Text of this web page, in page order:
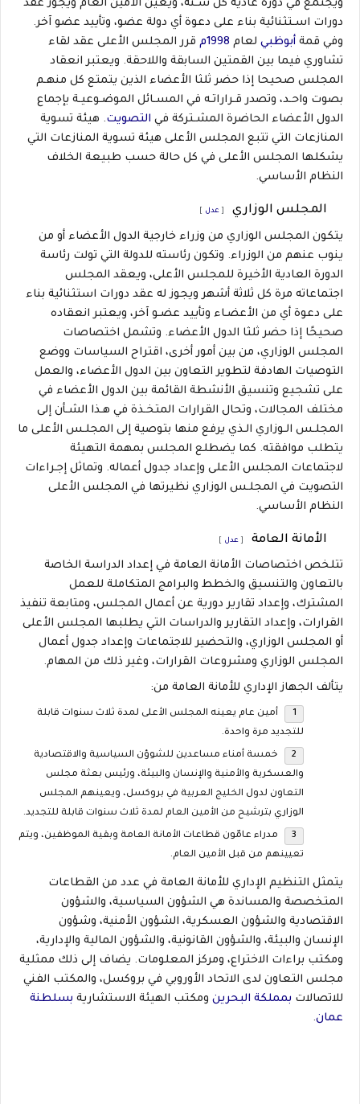
ويجتمع في دورة عادية كل سـنة، ويعين الأمين العام ويجوز عقد
دورات اسـتثنائية بناء على دعوة أي دولة عضو، وتأييد عضو آخر.
وفي قمة أبوظبي لعام 1998م
قرر المجلس الأعلى عقد لقاء
تشاوري فيما بين القمتين السابقة واللاحقة. ويعتبر انعقاد
المجلس صحيحا إذا حضر ثلثا الأعضاء الذين يتمتع كل منهـم
بصوت واحـد، وتصدر قـراراتـه في المسـائل الموضـوعيـة بإجماع
الدول الأعضاء الحاضرة المشـتركة في التصويت. هيئة تسوية
المنازعات التي تتبع المجلس الأعلى هيئة تسوية المنازعات التي
يشكلها المجلس الأعلى في كل حالة حسب طبيعة الخلاف
النظام الأساسي.
المجلس الوزاري [ عدل ]
يتكون المجلس الوزاري من وزراء خارجية الدول الأعضاء أو من
ينوب عنهم من الوزراء. وتكون رئاسته للدولة التي تولت رئاسة
الدورة العادية الأخيرة للمجلس الأعلى، ويعقد المجلس
اجتماعاته مرة كل ثلاثة أشهر ويجوز له عقد دورات استثنائية بناء
على دعوة أي من الأعضـاء وتأييد عضـو آخر، ويعتبر انعقاده
صحيحًا إذا حضر ثلثا الدول الأعضاء. وتشمل اختصاصات
المجلس الوزاري، من بين أمور أخرى، اقتراح السياسات ووضع
التوصيات الهادفة لتطوير التعاون بين الدول الأعضاء، والعمل
على تشجيع وتنسيق الأنشطة القائمة بين الدول الأعضاء في
مختلف المجالات، وتحال القرارات المتخـذة في هـذا الشـأن إلى
المجلـس الـوزاري الـذي يرفع منها بتوصية إلى المجلـس الأعلى ما
يتطلب موافقته. كما يضطلع المجلس بمهمة التهيئة
لاجتماعات المجلس الأعلى وإعداد جدول أعماله. وتماثل إجـراءات
التصويت في المجلـس الوزاري نظيرتها في المجلس الأعلى
النظام الأساسي.
الأمانة العامة عدل
تتلخص اختصاصات الأمانة العامة في إعداد الدراسة الخاصة
بالتعاون والتنسيق والخطط والبرامج المتكاملة للعمل
المشترك، وإعداد تقارير دورية عن أعمال المجلس، ومتابعة تنفيذ
القرارات، وإعداد التقارير والدراسات التي يطلبها المجلس الأعلى
أو المجلس الوزاري، والتحضير للاجتماعات وإعداد جدول أعمال
المجلس الوزاري ومشروعات القرارات، وغير ذلك من المهام.
يتألف الجهاز الإداري للأمانة العامة من:
أمين عام يعينه المجلس الأعلى لمدة ثلاث سنوات قابلة
للتجديد مرة واحدة.
خمسة أمناء مساعدين للشوؤن السياسية والاقتصادية
والعسكرية والأمنية والإنسان والبيئة، ورئيس بعثة مجلس
التعاون لدول الخليج العربية في بروكسل، ويعينهم المجلس
الوزاري بترشيح من الأمين العام لمدة ثلاث سنوات قابلة للتجديد.
مدراء عامّون قطاعات الأمانة العامة وبقية الموظفين، ويتم
تعيينهم من قبل الأمين العام.
يتمثل التنظيم الإداري للأمانة العامة في عدد من القطاعات
المتخصصة والمساندة هي الشؤون السياسية، والشؤون
الاقتصادية والشؤون العسكرية، الشؤون الأمنية، وشؤون
الإنسان والبيئة، والشؤون القانونية، والشؤون المالية والإدارية،
ومكتب براءات الاختراع، ومركز المعلومات. يضاف إلى ذلك ممثلية
مجلس التعاون لدى الاتحاد الأوروبي في بروكسل، والمكتب الفني
للاتصالات بمملكة البحرين ومكتب الهيئة الاستشارية بسلطنة
عمان.